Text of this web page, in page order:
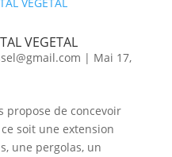
VEGETAL
| Mai 17,
propose de concevoir
soit une extension
une pergolas, un